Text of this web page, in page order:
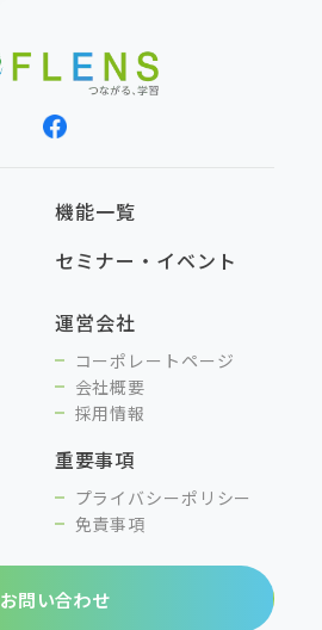
機能一覧
セミナー・イベント
運営会社
コーポレートページ
会社概要
採用情報
重要事項
プライバシーポリシー
免責事項
お問い合わせ